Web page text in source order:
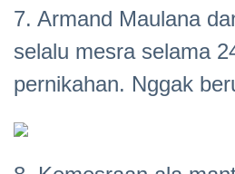
7. Armand Maulana
selalu mesra selama
pernikahan. Nggak